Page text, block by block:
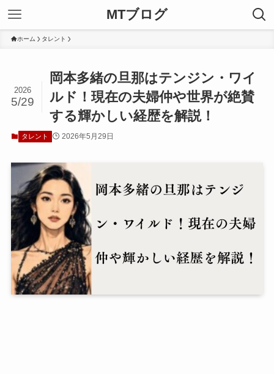
MTブログ
ホーム タレント
岡本多緒の旦那はテンジン・ワイ
ルド！現在の夫婦仲や世界が絶賛
する輝かしい経歴を解説！
2026
5/29
タレント 2026年5月29日